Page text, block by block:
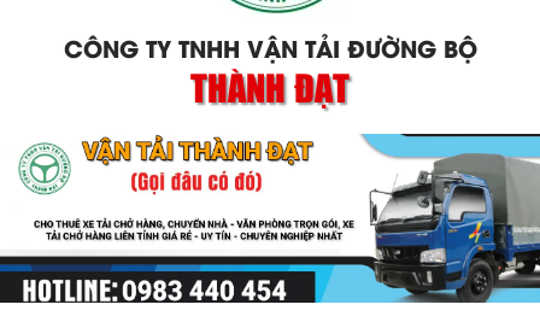
CÔNG TY TNHH VẬN TẢI ĐƯỜNG BỘ
THÀNH ĐẠT